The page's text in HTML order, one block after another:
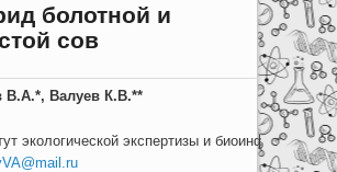
болотной и
сов
В.А.*, Валуев К.В.**
экологической экспертизы и